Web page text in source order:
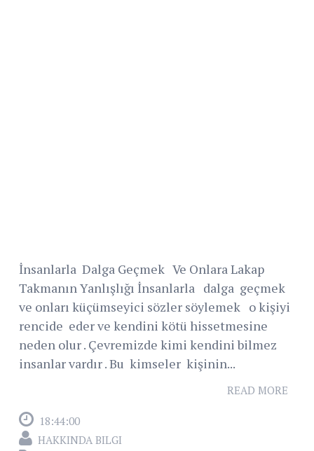
İnsanlarla Dalga Geçmek Ve Onlara Lakap
Takmanın Yanlışlığı İnsanlarla dalga geçmek
ve onları küçümseyici sözler söylemek o kişiyi
rencide eder ve kendini kötü hissetmesine
neden olur . Çevremizde kimi kendini bilmez
insanlar vardır . Bu kimseler kişinin...
READ MORE
18:44:00
HAKKINDA BILGI